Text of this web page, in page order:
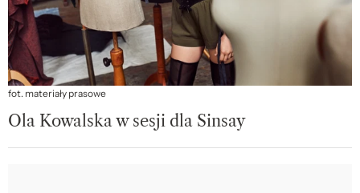
fot. materiały prasowe
Ola Kowalska w sesji dla Sinsay